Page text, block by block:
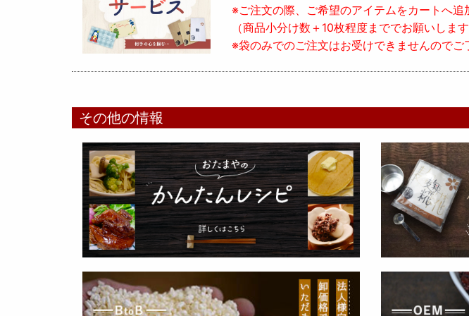
※ご注文の際、ご希望のアイテムをカートへ追
（商品小分け数＋10枚程度まででお願いします
※袋のみでのご注文はお受けできませんのでご
その他の情報